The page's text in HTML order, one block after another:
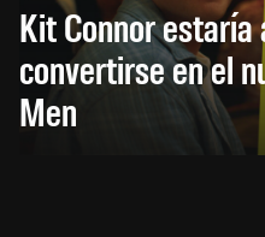
Kit Connor estaría
convertirse en el
Men